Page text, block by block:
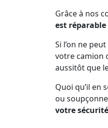
Grâce à nos
est
Si l’on ne
votre camion
aussitôt que
Quoi qu’il en
ou
votre sécurité